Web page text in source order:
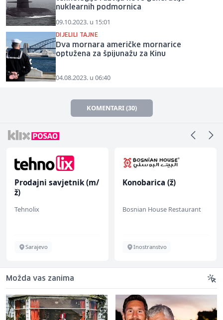
nuklearnih podmornica
09.10.2023. u 15:01
DIJELILI TAJNE
Dva mornara američke mornarice
optužena za špijunažu za Kinu
04.08.2023. u 06:40
KOMENTARI (30)
Prodajni savjetnik (m/
ž)
Tehnolix
Sarajevo
Konobarica (ž)
Bosnian House Restaurant
Inostranstvo
Možda vas zanima